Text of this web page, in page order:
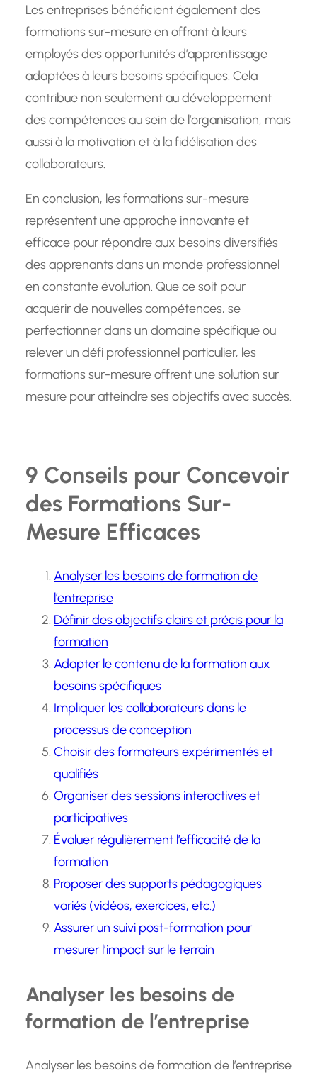
Les entreprises bénéficient également des
formations sur-mesure en offrant à leurs
employés des opportunités d’apprentissage
adaptées à leurs besoins spécifiques. Cela
contribue non seulement au développement
des compétences au sein de l’organisation, mais
aussi à la motivation et à la fidélisation des
collaborateurs.
En conclusion, les formations sur-mesure
représentent une approche innovante et
efficace pour répondre aux besoins diversifiés
des apprenants dans un monde professionnel
en constante évolution. Que ce soit pour
acquérir de nouvelles compétences, se
perfectionner dans un domaine spécifique ou
relever un défi professionnel particulier, les
formations sur-mesure offrent une solution sur
mesure pour atteindre ses objectifs avec succès.
9 Conseils pour Concevoir
des Formations Sur-
Mesure Efficaces
Analyser les besoins de formation de
l’entreprise
Définir des objectifs clairs et précis pour la
formation
Adapter le contenu de la formation aux
besoins spécifiques
Impliquer les collaborateurs dans le
processus de conception
Choisir des formateurs expérimentés et
qualifiés
Organiser des sessions interactives et
participatives
Évaluer régulièrement l’efficacité de la
formation
Proposer des supports pédagogiques
variés (vidéos, exercices, etc.)
Assurer un suivi post-formation pour
mesurer l’impact sur le terrain
Analyser les besoins de
formation de l’entreprise
Analyser les besoins de formation de l’entreprise